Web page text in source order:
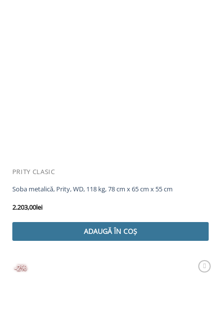
PRITY CLASIC
Soba metalică, Prity, WD, 118 kg, 78 cm x 65 cm x 55 cm
2.203,00lei
ADAUGĂ ÎN COȘ
-2%